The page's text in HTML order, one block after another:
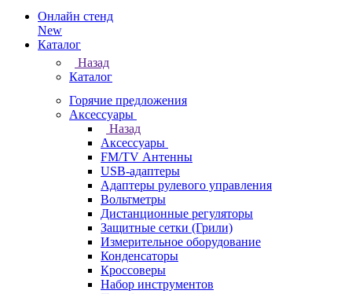
Онлайн стенд
New
Каталог
Назад
Каталог
Горячие предложения
Аксессуары
Назад
Аксессуары
FM/TV Антенны
USB-адаптеры
Адаптеры рулевого управления
Вольтметры
Дистанционные регуляторы
Защитные сетки (Грили)
Измерительное оборудование
Конденсаторы
Кроссоверы
Набор инструментов